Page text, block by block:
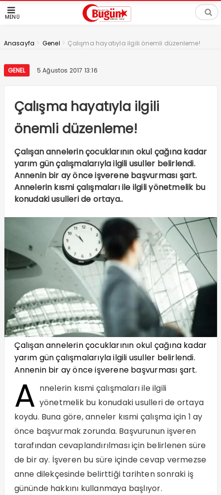
MENÜ
Anasayfa > Genel > Çalışma hayatıyla ilgili önemli düzenleme!
GENEL 5 Ağustos 2017 13:16
Çalışma hayatıyla ilgili
önemli düzenleme!
Çalışan annelerin çocuklarının okul çağına kadar
yarım gün çalışmalarıyla ilgili usuller belirlendi.
Annenin bir ay önce işverene başvurması şart.
Annelerin kısmi çalışmaları ile ilgili yönetmelik bu
konudaki usulleri de ortaya..
Çalışan annelerin çocuklarının okul çağına kadar
yarım gün çalışmalarıyla ilgili usuller belirlendi.
Annenin bir ay önce işverene başvurması şart.
A nnelerin kısmi çalışmaları ile ilgili
yönetmelik bu konudaki usulleri de ortaya
koydu. Buna göre, anneler kısmi çalışma için 1 ay
önce başvurmak zorunda. Başvurunun işveren
tarafından cevaplandırılması için belirlenen süre
de bir ay. İşveren bu süre içinde cevap vermezse
anne dilekçesinde belirttiği tarihten sonraki iş
gününde hakkını kullanmaya başlıyor.